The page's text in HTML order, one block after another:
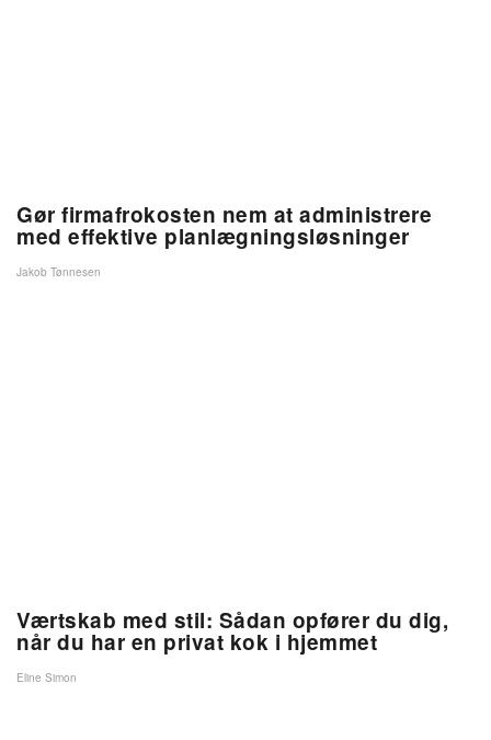
Gør firmafrokosten nem at administrere
med effektive planlægningsløsninger
Jakob Tønnesen
Værtskab med stil: Sådan opfører du dig,
når du har en privat kok i hjemmet
Eline Simon